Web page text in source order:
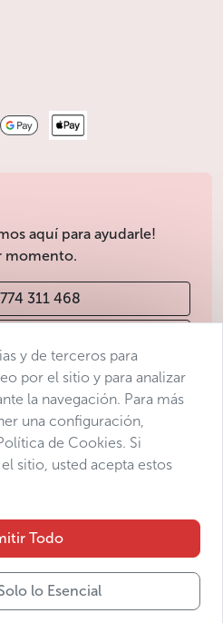
aquí para ayudarle!
momento.
311 468
y de terceros para
por el sitio y para analizar
la navegación. Para más
una configuración,
de Cookies. Si
sitio, usted acepta estos
Todo
lo Esencial